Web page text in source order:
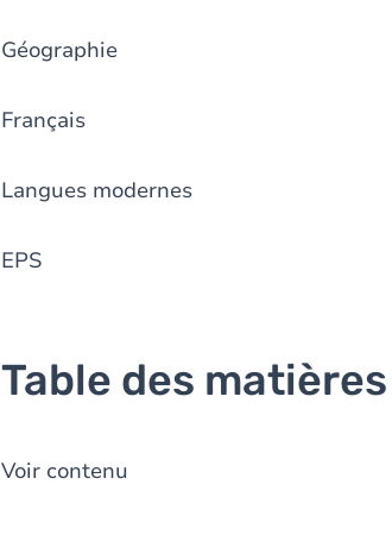
Géographie
Français
Langues modernes
EPS
Table des matières
Voir contenu